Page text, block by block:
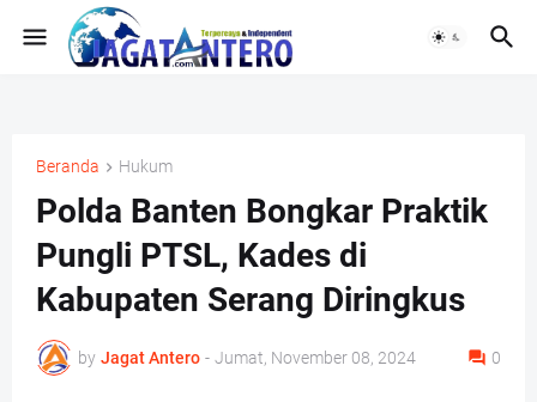
Beranda Hukum
Polda Banten Bongkar Praktik
Pungli PTSL, Kades di
Kabupaten Serang Diringkus
by Jagat Antero - Jumat, November 08, 2024 0